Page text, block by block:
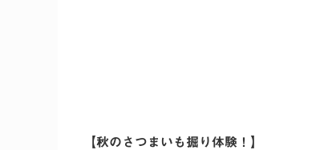
【秋のさつまいも掘り体験！】